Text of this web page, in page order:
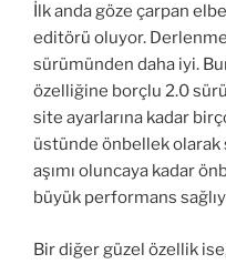
İlk anda göze çarpan
editörü oluyor.
sürümünden daha iyi.
özelliğine borçlu 2.0
site ayarlarına kadar
üstünde önbellek olarak
aşımı oluncaya kadar
büyük performans
Bir diğer güzel özellik ise,